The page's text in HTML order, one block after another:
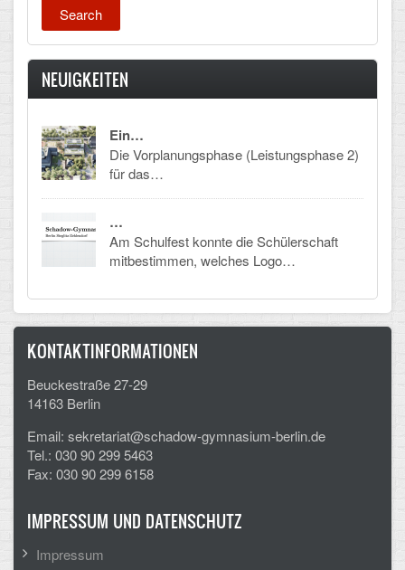
FÄCHER
Ethik, Philosophie und Religion
Gesellschaftswissenschaften
Mathematik, Informatik und Naturwissenschaften
Sport
Abitur
Kurswahl 10. Kl.
Umwahl 11. Kl.
mPA
Wahlfächer
TERMINE
NEUIGKEITEN
Ein…
Die Vorplanungsphase (Leistungsphase 2)
für das…
…
Am Schulfest konnte die Schülerschaft
mitbestimmen, welches Logo…
KONTAKTINFORMATIONEN
Beuckestraße 27-29
14163 Berlin
Email: sekretariat@schadow-gymnasium-berlin.de
Tel.: 030 90 299 5463
Fax: 030 90 299 6158
IMPRESSUM UND DATENSCHUTZ
Impressum